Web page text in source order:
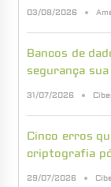
03/08/2026
Bancos de
segurança
31/07/2026
Cinco erros
criptografia
29/07/2026